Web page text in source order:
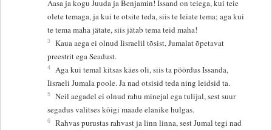
Aasa ja kogu Juuda ja Benjamin! Issand on teiega, kui teie
olete temaga, ja kui te otsite teda, siis te leiate tema; aga kui
te tema maha jätate, siis jätab tema teid maha!
3 Kaua aega ei olnud Iisraelil tõsist, Jumalat õpetavat
preestrit ega Seadust.
4 Aga kui temal kitsas käes oli, siis ta pöördus Issanda,
Iisraeli Jumala poole. Ja nad otsisid teda ning leidsid ta.
5 Neil aegadel ei olnud rahu minejal ega tulijal, sest suur
segadus valitses kõigi maade elanike hulgas.
6 Rahvas purustas rahvast ja linn linna, sest Jumal tegi nad